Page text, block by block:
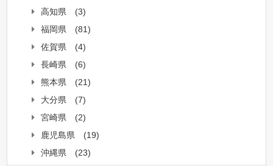
高知県
(3)
福岡県
(81)
佐賀県
(4)
長崎県
(6)
熊本県
(21)
大分県
(7)
宮崎県
(2)
鹿児島県
(19)
沖縄県
(23)